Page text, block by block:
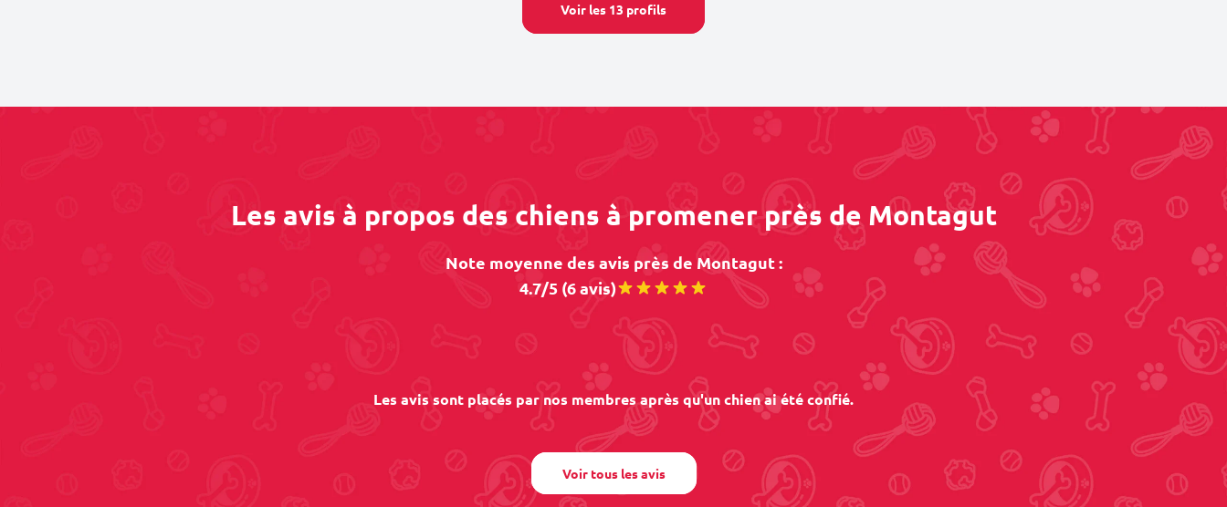
Voir les 13 profils
Les avis à propos des chiens à promener près de Montagut
Note moyenne des avis près de Montagut :
4.7/5 (6 avis)
Les avis sont placés par nos membres après qu'un chien ai été confié.
Voir tous les avis